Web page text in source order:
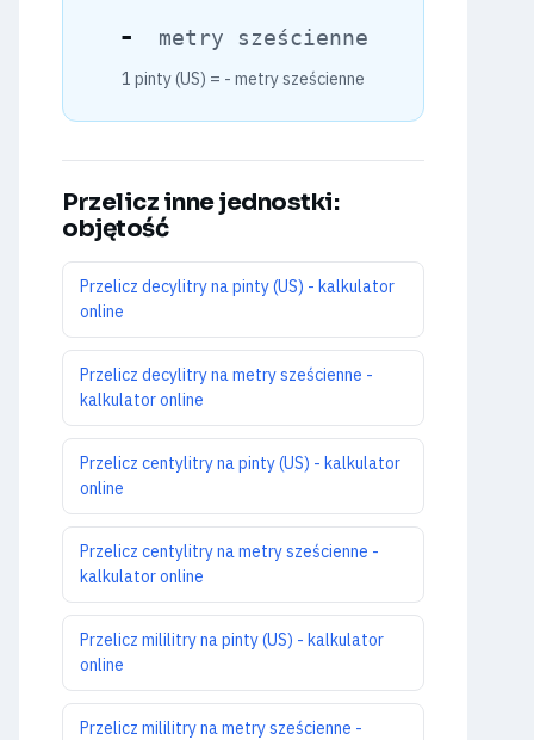
- metry sześcienne
1 pinty (US) = - metry sześcienne
Przelicz inne jednostki:
objętość
Przelicz decylitry na pinty (US) - kalkulator
online
Przelicz decylitry na metry sześcienne -
kalkulator online
Przelicz centylitry na pinty (US) - kalkulator
online
Przelicz centylitry na metry sześcienne -
kalkulator online
Przelicz mililitry na pinty (US) - kalkulator
online
Przelicz mililitry na metry sześcienne -